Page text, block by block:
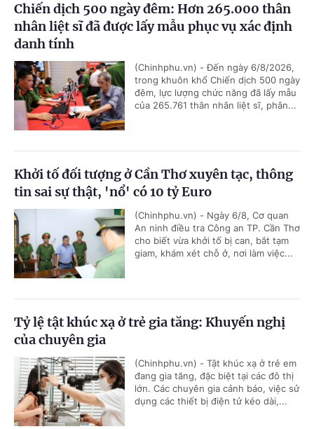
Chiến dịch 500 ngày đêm: Hơn 265.000 thân
nhân liệt sĩ đã được lấy mẫu phục vụ xác định
danh tính
(Chinhphu.vn) - Đến ngày 6/8/2026,
trong khuôn khổ Chiến dịch 500 ngày
đêm, lực lượng chức năng đã lấy mẫu
của 265.761 thân nhân liệt sĩ, phân...
Khởi tố đối tượng ở Cần Thơ xuyên tạc, thông
tin sai sự thật, 'nổ' có 10 tỷ Euro
(Chinhphu.vn) - Ngày 6/8, Cơ quan
An ninh điều tra Công an TP. Cần Thơ
cho biết vừa khởi tố bị can, bắt tạm
giam, khám xét chỗ ở, nơi làm việc...
Tỷ lệ tật khúc xạ ở trẻ gia tăng: Khuyến nghị
của chuyên gia
(Chinhphu.vn) - Tật khúc xạ ở trẻ em
đang gia tăng, đặc biệt tại các đô thị
lớn. Các chuyên gia cảnh báo, việc sử
dụng các thiết bị điện tử kéo dài,...